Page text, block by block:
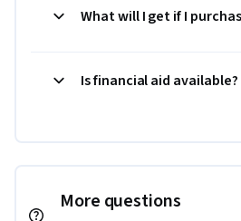
What will I get if I
Is financial aid available?
More questions